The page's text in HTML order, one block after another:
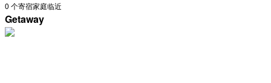
0 个寄宿家庭临近
Getaway